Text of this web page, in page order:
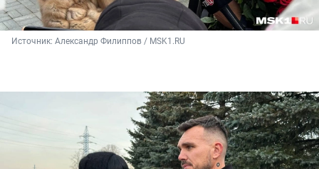
Источник: Александр Филиппов / MSK1.RU